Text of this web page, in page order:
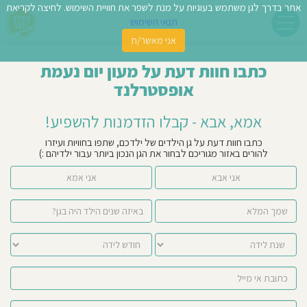
כתבו חוות דעת על מעון יום נעמת
אופסטרלנד
אמא, אבא - קבלו הזדמנות להשפיע!
כתבו חוות דעת על גן הילדים של ילדכם, שתפו בחוויות ועיזרו
להורים באזור מגוריכם לבחור את הגן הנכון ביותר עבור ילדיהם :)
אני אמא אני אבא
אתר בדרך לגן משתמש בעוגיות על מנת לשפר את חוויית השימוש. לחיצה לקריאת
תנאי השימוש
אני מאשר/ת